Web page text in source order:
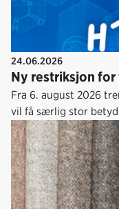
24.06.2026
Ny restriksjon
Fra 6. august 2026
vil få særlig stor
tekstilindustrien.